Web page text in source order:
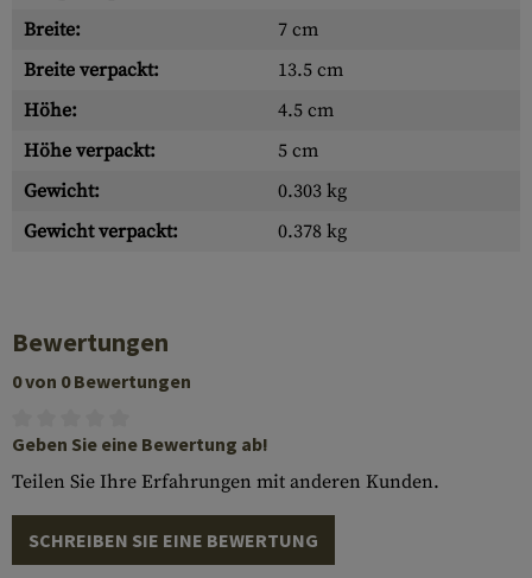
Breite:
7 cm
Breite verpackt:
13.5 cm
Höhe:
4.5 cm
Höhe verpackt:
5 cm
Gewicht:
0.303 kg
Gewicht verpackt:
0.378 kg
Bewertungen
0 von 0 Bewertungen
Geben Sie eine Bewertung ab!
Teilen Sie Ihre Erfahrungen mit anderen Kunden.
SCHREIBEN SIE EINE BEWERTUNG